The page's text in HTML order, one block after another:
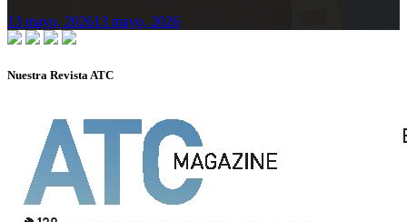
13 mayo, 202613 mayo, 2026
Nuestra Revista ATC